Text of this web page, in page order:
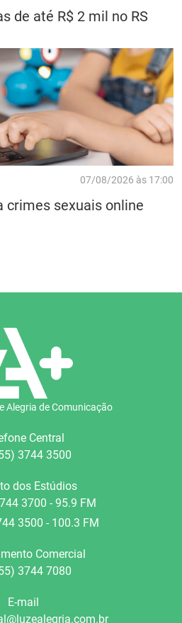
de até R$ 2 mil no RS
07/08/2026 às 17:00
crimes sexuais online
Alegria de Comunicação
Central
3744 3500
dos Estúdios
3700 - 95.9 FM
3500 - 100.3 FM
Comercial
3744 7080
E-mail